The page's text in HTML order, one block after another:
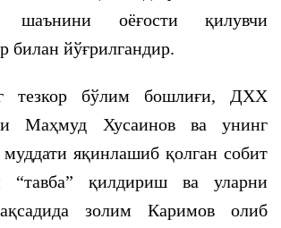
оёғости қилувчи
билан йўғрилгандир.
тезкор бўлим бошлиғи, ДХХ
Маҳмуд Хусаинов ва унинг
яқинлашиб қолган собит
“тавба” қилдириш ва уларни
золим Каримов олиб